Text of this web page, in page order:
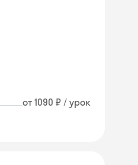
от 1090 ₽ / урок